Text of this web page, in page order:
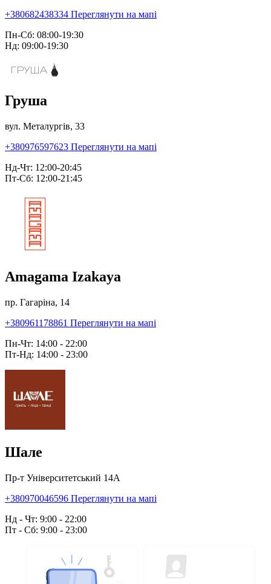
+380682438334 Переглянути на мапі
Пн-Сб: 08:00-19:30
Нд: 09:00-19:30
Груша
вул. Металургів, 33
+380976597623 Переглянути на мапі
Нд-Чт: 12:00-20:45
Пт-Сб: 12:00-21:45
Amagama Izakaya
пр. Гагаріна, 14
+380961178861 Переглянути на мапі
Пн-Чт: 14:00 - 22:00
Пт-Нд: 14:00 - 23:00
Шале
Пр-т Університетський 14А
+380970046596 Переглянути на мапі
Нд - Чт: 9:00 - 22:00
Пт - Сб: 9:00 - 23:00